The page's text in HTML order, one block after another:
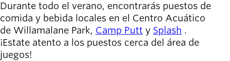
Durante todo el verano, encontrarás puestos de
comida y bebida locales en el Centro Acuático
de Willamalane Park, Camp Putt y Splash .
¡Estate atento a los puestos cerca del área de
juegos!